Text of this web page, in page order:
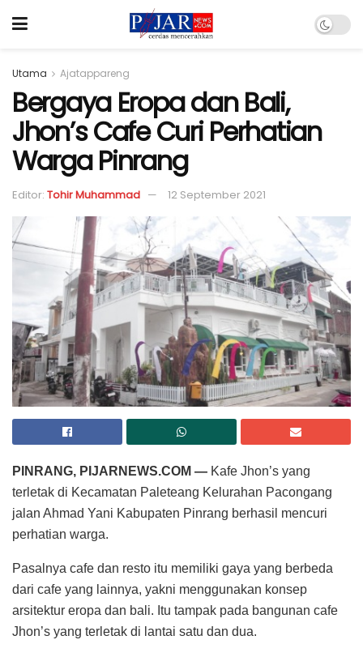
Utama Ajatappareng
Bergaya Eropa dan Bali,
Jhon’s Cafe Curi Perhatian
Warga Pinrang
Editor: Tohir Muhammad 12 September 2021
PINRANG, PIJARNEWS.COM — Kafe Jhon’s yang
terletak di Kecamatan Paleteang Kelurahan Pacongang
jalan Ahmad Yani Kabupaten Pinrang berhasil mencuri
perhatian warga.
Pasalnya cafe dan resto itu memiliki gaya yang berbeda
dari cafe yang lainnya, yakni menggunakan konsep
arsitektur eropa dan bali. Itu tampak pada bangunan cafe
Jhon’s yang terletak di lantai satu dan dua.